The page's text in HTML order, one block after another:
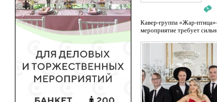
:
Кавер-группа «Жар-
мероприятие требует